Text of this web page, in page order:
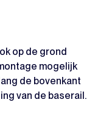
op de grond
mogelijk
de bovenkant
van de baserail.